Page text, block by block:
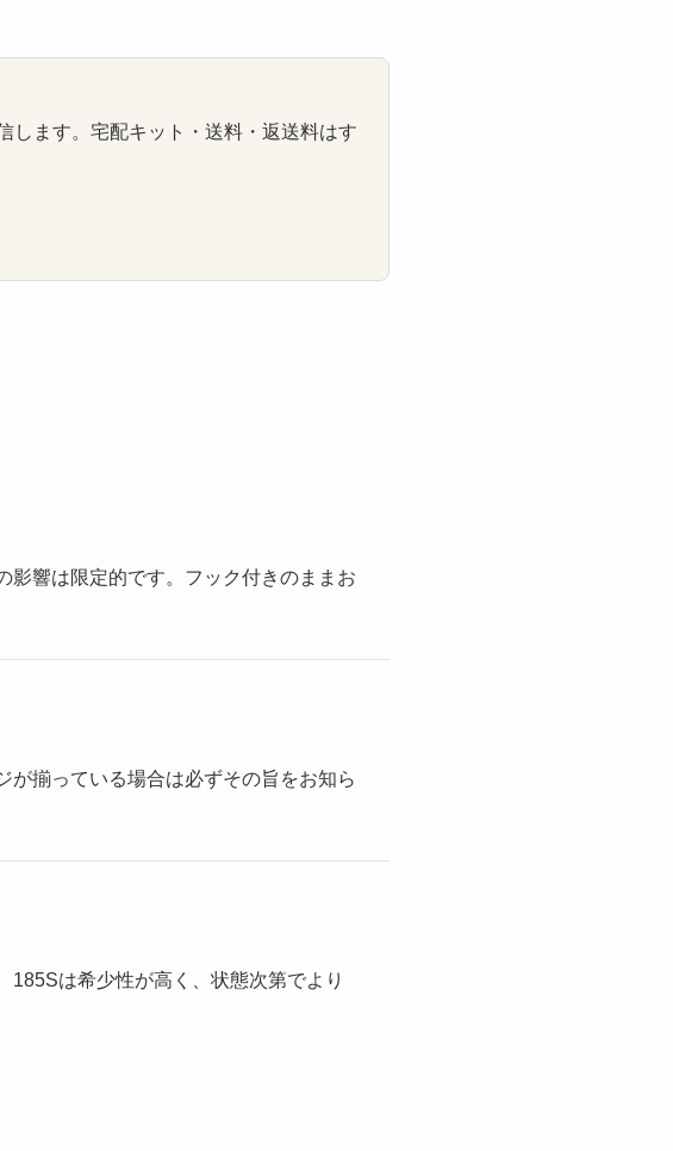
します。宅配キット・送料・返送料はす
影響は限定的です。フック付きのままお
が揃っている場合は必ずその旨をお知ら
は希少性が高く、状態次第でより